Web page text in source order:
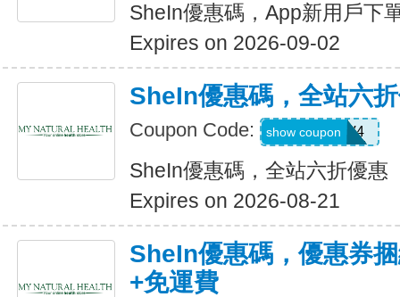
SheIn優惠碼，App新用戶下
Expires on 2026-09-02
SheIn優惠碼，全站六
Coupon Code: LS8V4
show coupon
SheIn優惠碼，全站六折優惠
Expires on 2026-08-21
SheIn優惠碼，優惠券
+免運費